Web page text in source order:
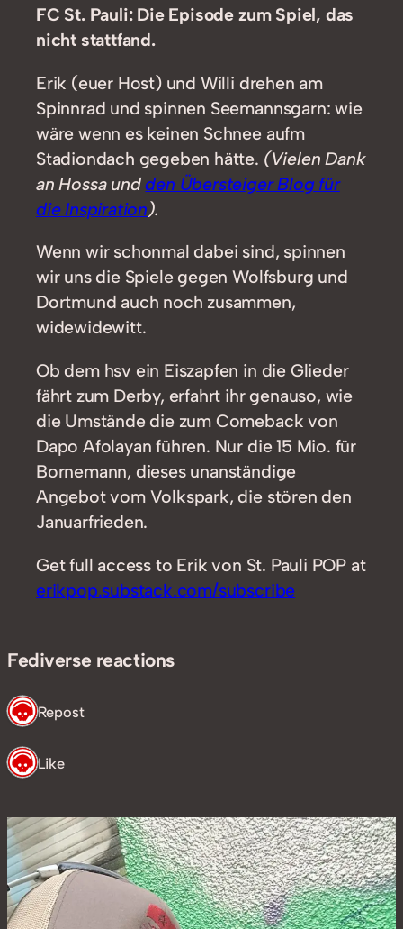
FC St. Pauli: Die Episode zum Spiel, das
nicht stattfand.
Erik (euer Host) und Willi drehen am
Spinnrad und spinnen Seemannsgarn: wie
wäre wenn es keinen Schnee aufm
Stadiondach gegeben hätte. (Vielen Dank
an Hossa undden Übersteiger Blog für
die Inspiration).
Wenn wir schonmal dabei sind, spinnen
wir uns die Spiele gegen Wolfsburg und
Dortmund auch noch zusammen,
widewidewitt.
Ob dem hsv ein Eiszapfen in die Glieder
fährt zum Derby, erfahrt ihr genauso, wie
die Umstände die zum Comeback von
Dapo Afolayan führen. Nur die 15 Mio. für
Bornemann, dieses unanständige
Angebot vom Volkspark, die stören den
Januarfrieden.
Get full access to Erik von St. Pauli POP at
erikpop.substack.com/subscribe
Fediverse reactions
1 Repost
1 Like